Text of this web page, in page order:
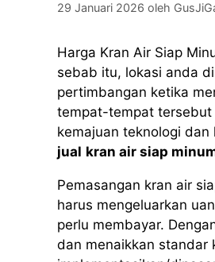
29 Januari 2026 oleh
Harga Kran Air Siap
sebab itu, lokasi anda
pertimbangan ketika
tempat-tempat tersebut
kemajuan teknologi
jual kran air siap
Pemasangan kran air
harus mengeluarkan
perlu membayar.
dan menaikkan standar